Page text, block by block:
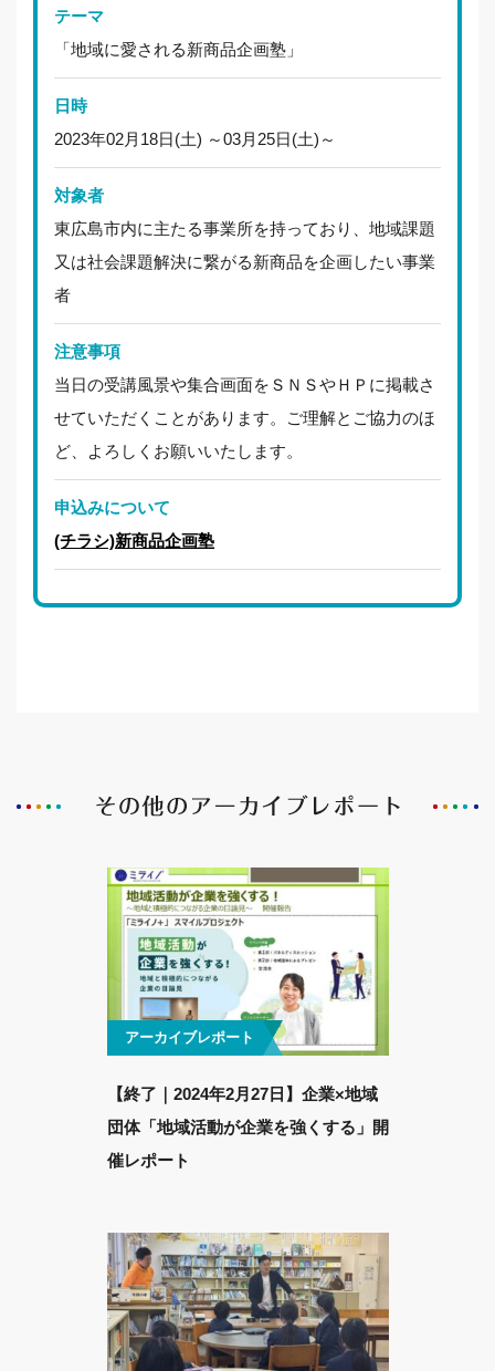
テーマ
「地域に愛される新商品企画塾」
日時
2023年02月18日(土) ～03月25日(土)～
対象者
東広島市内に主たる事業所を持っており、地域課題
又は社会課題解決に繋がる新商品を企画したい事業
者
注意事項
当日の受講風景や集合画面をＳＮＳやＨＰに掲載さ
せていただくことがあります。ご理解とご協力のほ
ど、よろしくお願いいたします。
申込みについて
(チラシ)新商品企画塾
アーカイブレポート
【終了｜2024年2月27日】企業×地域
団体「地域活動が企業を強くする」開
催レポート